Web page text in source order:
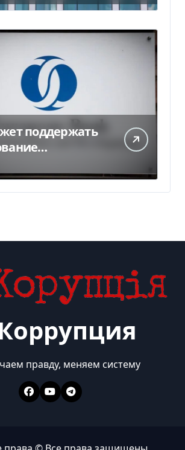
поддержать
— Delo.ua
правду, меняем систему